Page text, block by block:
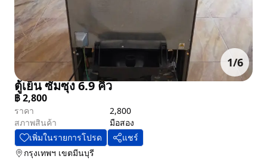
1/6
ตู้เย็น ซัมซุง 6.9 คิว
฿2,800
ราคา
2,800
สภาพสินค้า
มือสอง
เพิ่มในรายการโปรด
แชร์
กรุงเทพฯ เขตมีนบุรี